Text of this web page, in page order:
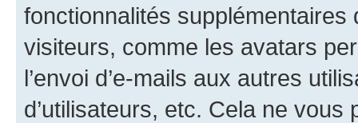
fonctionnalités
visiteurs, comme les avatars
l’envoi d’e-mails aux autres
d’utilisateurs, etc. Cela ne vous